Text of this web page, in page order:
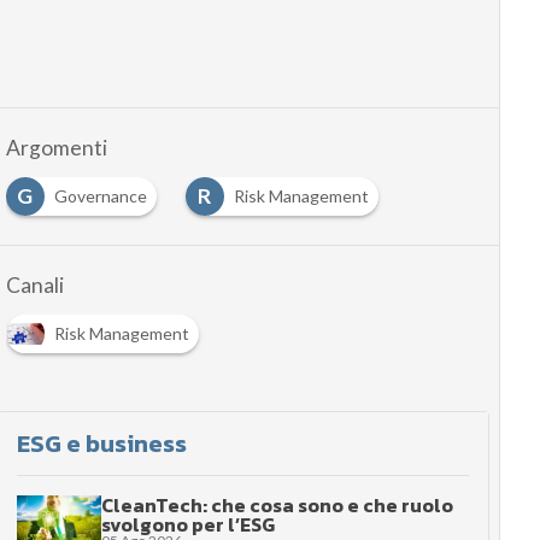
Argomenti
G
Governance R Risk Management
Canali
Risk Management
ESG e business
CleanTech: che cosa sono e che ruolo
svolgono per l’ESG